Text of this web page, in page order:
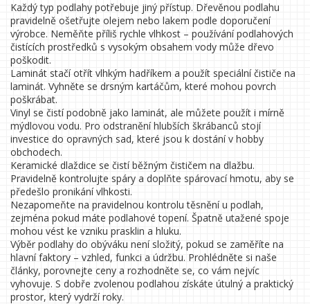
Každý typ podlahy potřebuje jiný přístup. Dřevěnou podlahu
pravidelně ošetřujte olejem nebo lakem podle doporučení
výrobce. Neměňte příliš rychle vlhkost – používání podlahových
čistících prostředků s vysokým obsahem vody může dřevo
poškodit.
Laminát stačí otřít vlhkým hadříkem a použít speciální čističe na
laminát. Vyhněte se drsným kartáčům, které mohou povrch
poškrábat.
Vinyl se čistí podobně jako laminát, ale můžete použít i mírně
mýdlovou vodu. Pro odstranění hlubších škrábanců stojí
investice do opravných sad, které jsou k dostání v hobby
obchodech.
Keramické dlaždice se čistí běžným čističem na dlažbu.
Pravidelně kontrolujte spáry a doplňte spárovací hmotu, aby se
předešlo pronikání vlhkosti.
Nezapomeňte na pravidelnou kontrolu těsnění u podlah,
zejména pokud máte podlahové topení. Špatně utažené spoje
mohou vést ke vzniku prasklin a hluku.
Výběr podlahy do obýváku není složitý, pokud se zaměříte na
hlavní faktory – vzhled, funkci a údržbu. Prohlédněte si naše
články, porovnejte ceny a rozhodněte se, co vám nejvíc
vyhovuje. S dobře zvolenou podlahou získáte útulný a praktický
prostor, který vydrží roky.